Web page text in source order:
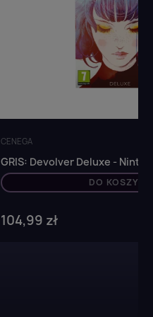
CENEGA
GRIS: Devolver Deluxe -
DO KOSZYKA
104,99 zł